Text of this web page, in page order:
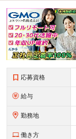
応募資格
給与
勤務地
働き方